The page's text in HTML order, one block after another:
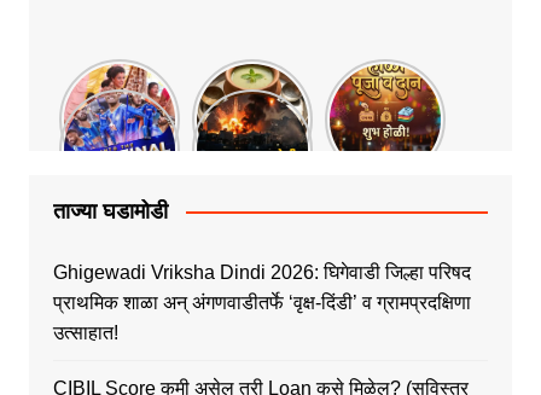
ताज्या घडामोडी
Ghigewadi Vriksha Dindi 2026: घिगेवाडी जिल्हा परिषद
प्राथमिक शाळा अन् अंगणवाडीतर्फे ‘वृक्ष-दिंडी’ व ग्रामप्रदक्षिणा
उत्साहात!
CIBIL Score कमी असेल तरी Loan कसे मिळेल? (सविस्तर